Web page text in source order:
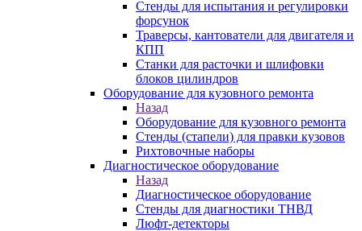
Стенды для испытания и регулировки
форсунок
Траверсы, кантователи для двигателя и
КПП
Станки для расточки и шлифовки
блоков цилиндров
Оборудование для кузовного ремонта
Назад
Оборудование для кузовного ремонта
Стенды (стапели) для правки кузовов
Рихтовочные наборы
Диагностическое оборудование
Назад
Диагностическое оборудование
Стенды для диагностики ТНВД
Люфт-детекторы